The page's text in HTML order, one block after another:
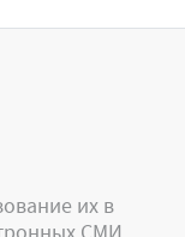
их в